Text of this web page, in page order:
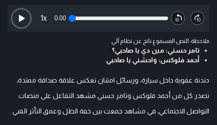
0:00
1x
ملاحظة: النص المسموع ناتج عن نظام آلي
تامر حسني: مين دي يا صاحبي؟
أحمد فلوكس: واحشني يا صاحبي
دندنة عفوية داخل سيارة، ورسائل امتنان تعكس علاقة صداقة ممتدة،
تصدر كل من أحمد فلوكس وتامر حسني مشهد التفاعل على منصات
التواصل الاجتماعي، في مشاهد جمعت بين خفة الظل وعمق التأثر الفني.